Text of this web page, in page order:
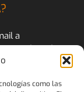
como las
a
de todo
la SEEGG